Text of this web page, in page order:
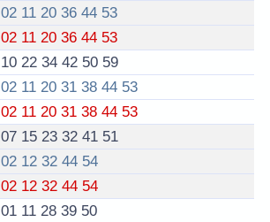
02 11 20 36 44 53
02 11 20 36 44 53
10 22 34 42 50 59
02 11 20 31 38 44 53
02 11 20 31 38 44 53
07 15 23 32 41 51
02 12 32 44 54
02 12 32 44 54
01 11 28 39 50